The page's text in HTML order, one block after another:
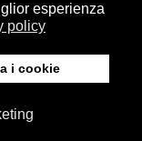
esperienza
policy
i cookie